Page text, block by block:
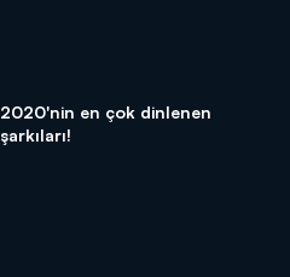
2020'nin en çok dinlenen
şarkıları!